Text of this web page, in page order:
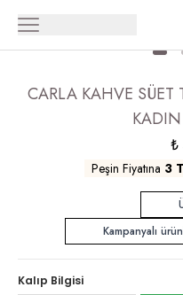
CARLA KAHVE SÜET
₺
Peşin Fiyatına 3
Kampanyalı
Kalıp Bilgisi